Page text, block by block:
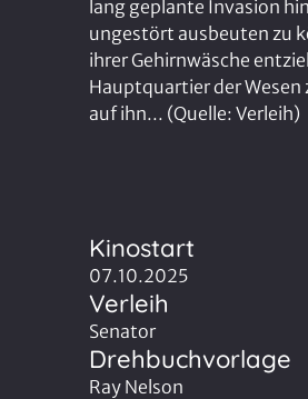
lang geplante Invasion
ungestört ausbeuten zu
ihrer Gehirnwäsche
Hauptquartier der Wesen
auf ihn... (Quelle: Verleih)
Kinostart
07.10.2025
Verleih
Senator
Drehbuchvorlage
Ray Nelson